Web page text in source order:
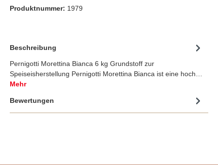
Produktnummer: 1979
Beschreibung
Pernigotti Morettina Bianca 6 kg Grundstoff zur
Speiseisherstellung Pernigotti Morettina Bianca ist eine hoch…
Mehr
Bewertungen